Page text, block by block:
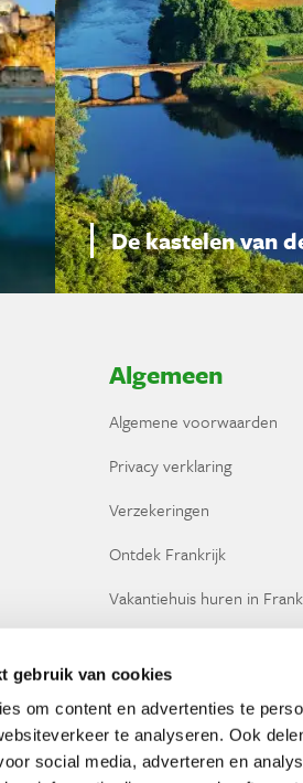
gebruik van cookies
om content en advertenties te
te analyseren. Ook
social media, adverteren en
De kastelen van
Algemeen
Algemene voorwaarden
Privacy verklaring
Verzekeringen
Ontdek Frankrijk
Vakantiehuis huren in